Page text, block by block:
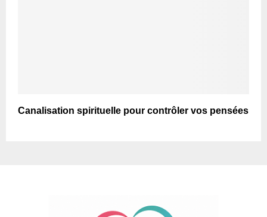
Canalisation spirituelle pour contrôler vos pensées